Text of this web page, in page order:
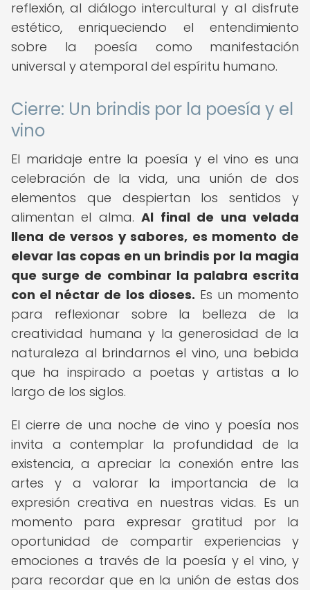
reflexión, al diálogo intercultural y al disfrute
estético, enriqueciendo el entendimiento
sobre la poesía como manifestación
universal y atemporal del espíritu humano.
Cierre: Un brindis por la poesía y el
vino
El maridaje entre la poesía y el vino es una
celebración de la vida, una unión de dos
elementos que despiertan los sentidos y
alimentan el alma.Al final de una velada
llena de versos y sabores, es momento de
elevar las copas en un brindis por la magia
que surge de combinar la palabra escrita
con el néctar de los dioses. Es un momento
para reflexionar sobre la belleza de la
creatividad humana y la generosidad de la
naturaleza al brindarnos el vino, una bebida
que ha inspirado a poetas y artistas a lo
largo de los siglos.
El cierre de una noche de vino y poesía nos
invita a contemplar la profundidad de la
existencia, a apreciar la conexión entre las
artes y a valorar la importancia de la
expresión creativa en nuestras vidas. Es un
momento para expresar gratitud por la
oportunidad de compartir experiencias y
emociones a través de la poesía y el vino, y
para recordar que en la unión de estas dos